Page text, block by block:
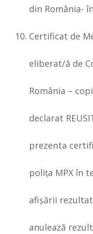
din România-
Certificat de
eliberat/ă de
România –
declarat
prezenta
poliţa MPX în
afişării
anulează